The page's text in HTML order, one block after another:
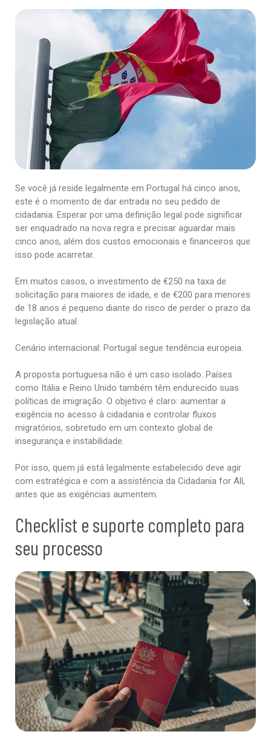
Se você já reside legalmente em Portugal há cinco anos,
este é o momento de dar entrada no seu pedido de
cidadania. Esperar por uma definição legal pode significar
ser enquadrado na nova regra e precisar aguardar mais
cinco anos, além dos custos emocionais e financeiros que
isso pode acarretar.
Em muitos casos, o investimento de €250 na taxa de
solicitação para maiores de idade, e de €200 para menores
de 18 anos é pequeno diante do risco de perder o prazo da
legislação atual.
Cenário internacional: Portugal segue tendência europeia.
A proposta portuguesa não é um caso isolado. Países
como Itália e Reino Unido também têm endurecido suas
políticas de imigração. O objetivo é claro: aumentar a
exigência no acesso à cidadania e controlar fluxos
migratórios, sobretudo em um contexto global de
insegurança e instabilidade.
Por isso, quem já está legalmente estabelecido deve agir
com estratégica e com a assistência da Cidadania for All,
antes que as exigências aumentem.
Checklist e suporte completo para
seu processo